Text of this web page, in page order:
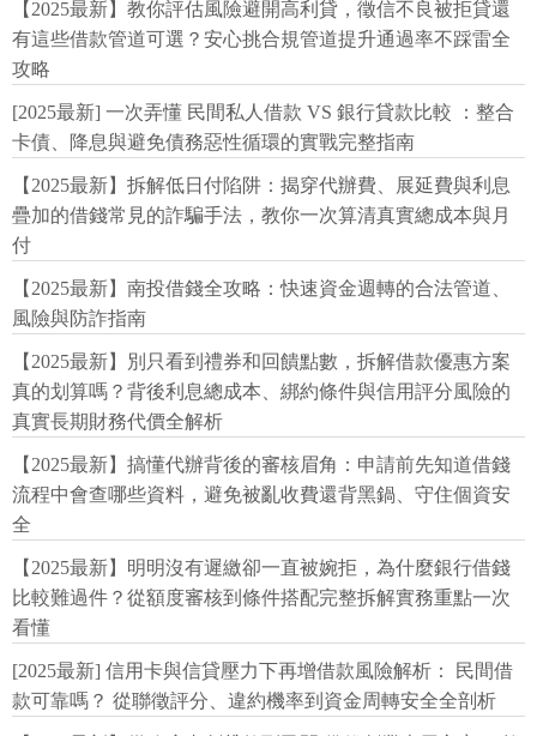
【2025最新】教你評估風險避開高利貸，徵信不良被拒貸還
有這些借款管道可選？安心挑合規管道提升通過率不踩雷全
攻略
[2025最新] 一次弄懂 民間私人借款 VS 銀行貸款比較 ：整合
卡債、降息與避免債務惡性循環的實戰完整指南
【2025最新】拆解低日付陷阱：揭穿代辦費、展延費與利息
疊加的借錢常見的詐騙手法，教你一次算清真實總成本與月
付
【2025最新】南投借錢全攻略：快速資金週轉的合法管道、
風險與防詐指南
【2025最新】別只看到禮券和回饋點數，拆解借款優惠方案
真的划算嗎？背後利息總成本、綁約條件與信用評分風險的
真實長期財務代價全解析
【2025最新】搞懂代辦背後的審核眉角：申請前先知道借錢
流程中會查哪些資料，避免被亂收費還背黑鍋、守住個資安
全
【2025最新】明明沒有遲繳卻一直被婉拒，為什麼銀行借錢
比較難過件？從額度審核到條件搭配完整拆解實務重點一次
看懂
[2025最新] 信用卡與信貸壓力下再增借款風險解析： 民間借
款可靠嗎？ 從聯徵評分、違約機率到資金周轉安全全剖析